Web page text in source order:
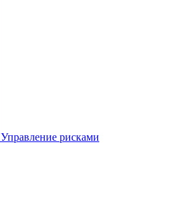
Управление рисками